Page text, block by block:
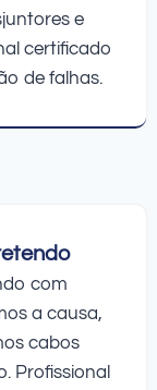
e
certificado
de falhas.
com
a causa,
cabos
Profissional